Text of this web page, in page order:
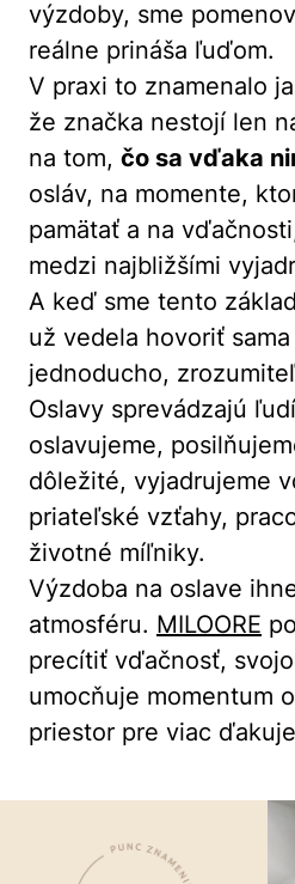
výzdoby, sme
reálne prináša ľuďom.
V praxi to znamenalo
že značka nestojí len
na tom, čo sa vďaka
osláv, na momente,
pamätať a na
medzi najbližšími
A keď sme tento
už vedela hovoriť sama
jednoducho,
Oslavy sprevádzajú
oslavujeme,
dôležité, vyjadrujeme
priateľské vzťahy,
životné míľniky.
Výzdoba na oslave
atmosféru. MILOORE
precítiť vďačnosť,
umocňuje momentum
priestor pre viac